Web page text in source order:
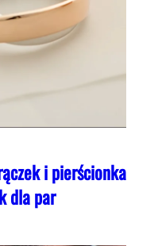
i pierścionka
dla par